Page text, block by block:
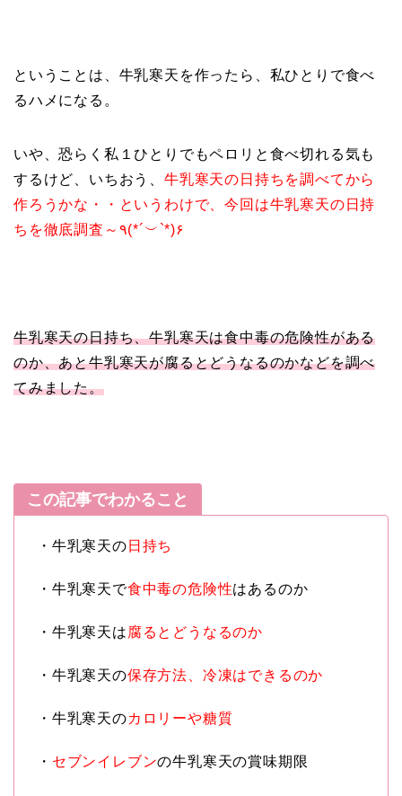
ということは、牛乳寒天を作ったら、私ひとりで食べ
るハメになる。
いや、恐らく私１ひとりでもペロリと食べ切れる気も
するけど、いちおう、牛乳寒天の日持ちを調べてから
作ろうかな・・というわけで、今回は牛乳寒天の日持
ちを徹底調査～٩(*´︶`*)۶
牛乳寒天の日持ち、牛乳寒天は食中毒の危険性がある
のか、あと牛乳寒天が腐るとどうなるのかなどを調べ
てみました。
この記事でわかること
・牛乳寒天の 日持ち
・牛乳寒天で食中毒の危険性はあるのか
・牛乳寒天は 腐るとどうなるのか
・牛乳寒天の保存方法、冷凍はできるのか
・牛乳寒天のカロリーや糖質
・ セブンイレブンの牛乳寒天の賞味期限